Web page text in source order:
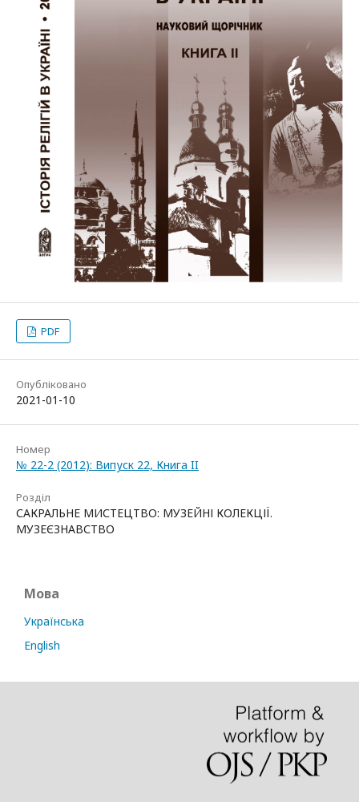
PDF
Опубліковано
2021-01-10
Номер
№ 22-2 (2012): Випуск 22, Книга II
Розділ
САКРАЛЬНЕ МИСТЕЦТВО: МУЗЕЙНІ КОЛЕКЦІЇ.
МУЗЕЄЗНАВСТВО
Мова
Українська
English